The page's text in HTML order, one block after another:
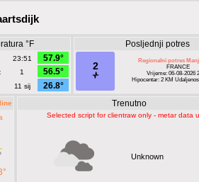
°F
23:51
57.9°
1
56.5°
11 sij 26.8°
Posljednji potres
2
Regionalni potres
FRANCE
Vrijeme: 06-08-2026
Hipocentar: 2 KM
Trenutno
Selected script for clientraw only - metar data
Unknown